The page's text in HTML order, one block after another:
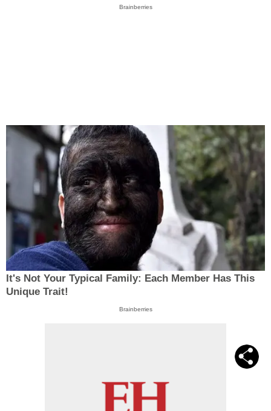
Brainberries
It's Not Your Typical Family: Each Member Has This
Unique Trait!
Brainberries